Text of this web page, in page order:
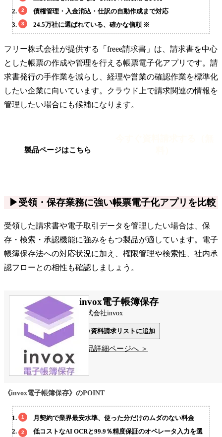
債権管理・入金消込・仕訳の自動作成まで対応
24.5万社に選ばれている、確かな信頼 ※
フリー株式会社が提供する「freee請求書」は、請求書を中心
とした帳票の作成や管理を行える帳票電子化アプリです。請
求書発行の手作業を減らし、経理や営業の確認作業を標準化
したい企業に向いています。クラウド上で請求関連の情報を
管理したい場合にも候補になります。
製品ページはこちら
▶受領・保存業務に強い帳票電子化アプリを比較
受領した請求書や電子取引データを管理したい場合は、保
存・検索・承認機能に強みをもつ製品が適しています。電子
帳簿保存法への対応状況に加え、権限管理や検索性、社内承
認フローとの相性も確認しましょう。
invox電子帳簿保存
株式会社invox
資料請求リストに追加
製品詳細ページへ ＞
《invox電子帳簿保存》のPOINT
月契約で業界最安水準、使った分だけのムダのない料金
低コストなAI OCRと99.9％精度保証のオペレータ入力を選